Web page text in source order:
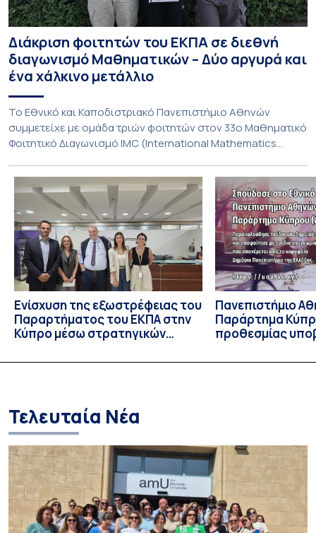
Διάκριση φοιτητών του ΕΚΠΑ σε διεθνή
διαγωνισμό Μαθηματικών – Δύο αργυρά και
ένα χάλκινο μετάλλιο
To Εθνικό και Καποδιστριακό Πανεπιστήμιο Αθηνών
συμμετείχε με ομάδα τριών φοιτητών στον 33ο Μαθηματικό
Φοιτητικό Διαγωνισμό IMC (International Mathematics
Ιουλίου στο Blagoevgrad της Βουλγαρίας. Σε αυτόν
συμμετείχαν 447 φοιτητές εκπροσωπώντας 135
πανεπιστήμια από 46 χώρες. Από την Ελλάδα, συμμετείχαν
επίσης το Εθνικό Μετσόβιο Πολυτεχνείο, το Αριστοτέλειο
Πανεπιστήμιο […]
Ενίσχυση της εξωστρέφειας του
Παραρτήματος του ΕΚΠΑ στην
Κύπρο μέσω στρατηγικών
Πανεπιστήμιο
Παράρτημα
προθεσμίας
υποψηφίων
Τελευταία Νέα